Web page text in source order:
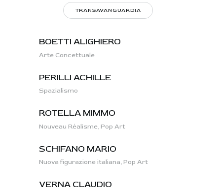
TRANSAVANGUARDIA
BOETTI ALIGHIERO
Arte Concettuale
PERILLI ACHILLE
Spazialismo
ROTELLA MIMMO
Nouveau Réalisme,Pop Art
SCHIFANO MARIO
Nuova figurazione italiana,Pop Art
VERNA CLAUDIO